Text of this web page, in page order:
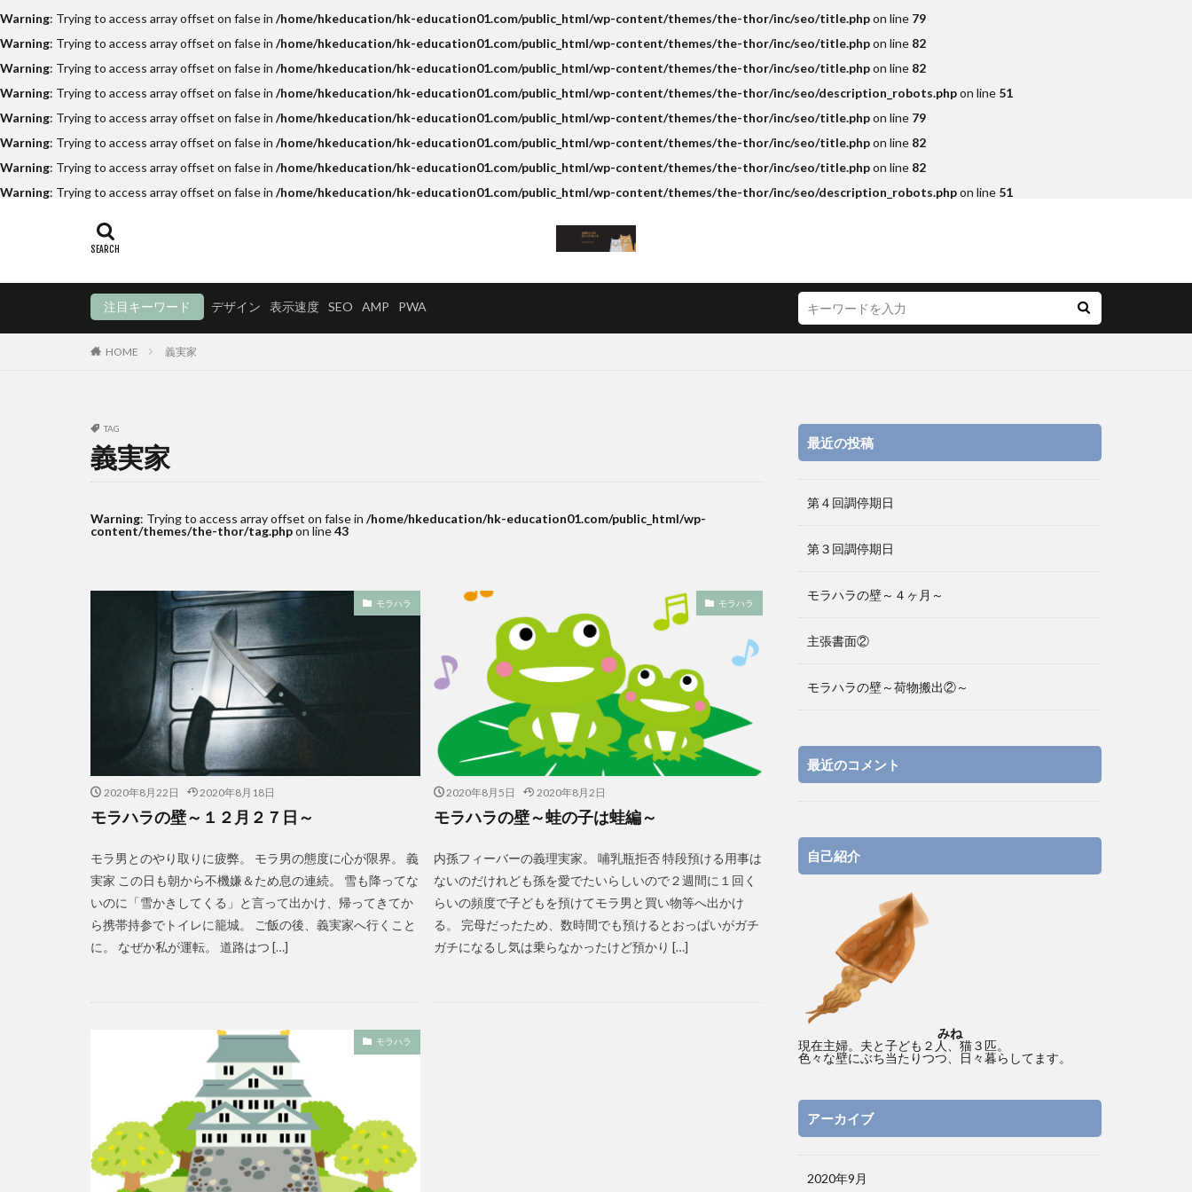
Warning: Trying to access array offset on false in /home/hkeducation/hk-education01.com/public_html/wp-content/themes/the-thor/inc/seo/title.phpon line 79
Warning: Trying to access array offset on false in /home/hkeducation/hk-education01.com/public_html/wp-content/themes/the-thor/inc/seo/title.phpon line 82
Warning: Trying to access array offset on false in /home/hkeducation/hk-education01.com/public_html/wp-content/themes/the-thor/inc/seo/title.phpon line 82
Warning: Trying to access array offset on false in /home/hkeducation/hk-education01.com/public_html/wp-content/themes/the-thor/inc/seo/description_robots.phpon line 51
Warning: Trying to access array offset on false in /home/hkeducation/hk-education01.com/public_html/wp-content/themes/the-thor/inc/seo/title.phpon line 79
Warning: Trying to access array offset on false in /home/hkeducation/hk-education01.com/public_html/wp-content/themes/the-thor/inc/seo/title.phpon line 82
Warning: Trying to access array offset on false in /home/hkeducation/hk-education01.com/public_html/wp-content/themes/the-thor/inc/seo/title.phpon line 82
Warning: Trying to access array offset on false in /home/hkeducation/hk-education01.com/public_html/wp-content/themes/the-thor/inc/seo/description_robots.phpon line 51
注目キーワード デザイン 表示速度 SEO AMP PWA
HOME 義実家
TAG
義実家
Warning: Trying to access array offset on false in /home/hkeducation/hk-education01.com/public_html/wp-
content/themes/the-thor/tag.phpon line43
モラハラ
2020年8月22日 2020年8月18日
モラハラの壁～１２月２７日～
モラ男とのやり取りに疲弊。 モラ男の態度に心が限界。 義
実家 この日も朝から不機嫌＆ため息の連続。 雪も降ってな
いのに「雪かきしてくる」と言って出かけ、帰ってきてか
ら携帯持参でトイレに籠城。 ご飯の後、義実家へ行くこと
に。 なぜか私が運転。 道路はつ […]
モラハラ
2020年8月5日 2020年8月2日
モラハラの壁～蛙の子は蛙編～
内孫フィーバーの義理実家。 哺乳瓶拒否 特段預ける用事は
ないのだけれども孫を愛でたいらしいので２週間に１回く
らいの頻度で子どもを預けてモラ男と買い物等へ出かけ
る。 完母だったため、数時間でも預けるとおっぱいがガチ
ガチになるし気は乗らなかったけど預かり […]
モラハラ
最近の投稿
第４回調停期日
第３回調停期日
モラハラの壁～４ヶ月～
主張書面②
モラハラの壁～荷物搬出②～
最近のコメント
自己紹介
みね
現在主婦。夫と子ども２人、猫３匹。
色々な壁にぶち当たりつつ、日々暮らしてます。
アーカイブ
2020年9月